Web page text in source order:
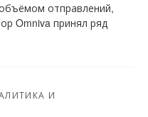
отправлений,
Omniva принял ряд
И